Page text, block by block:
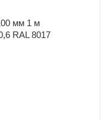
мм 1 м
RAL 8017